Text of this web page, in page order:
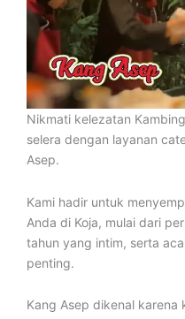
Nikmati kelezatan
selera dengan layanan
Asep.
Kami hadir untuk
Anda di Koja, mulai dari
tahun yang intim, serta
penting.
Kang Asep dikenal